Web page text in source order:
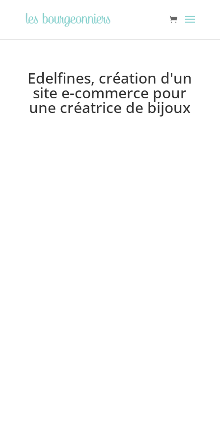
Edelfines, création d'un
site e-commerce pour
une créatrice de bijoux